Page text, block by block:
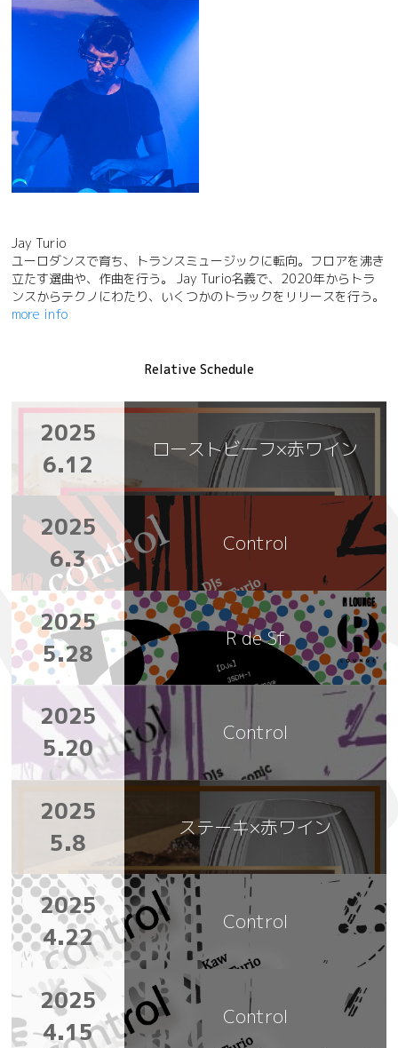
Jay Turio
ユーロダンスで育ち、トランスミュージックに転向。フロアを沸き
立たす選曲や、作曲を行う。 Jay Turio名義で、2020年からトラ
ンスからテクノにわたり、いくつかのトラックをリリースを行う。
more info
Relative Schedule
2025
6.12
ローストビーフ×赤ワイン
2025
6.3
Control
2025
5.28
R de Sf
2025
5.20
Control
2025
5.8
ステーキ×赤ワイン
2025
4.22
Control
2025
4.15
Control